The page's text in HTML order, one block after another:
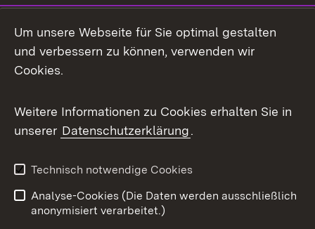
Facebook
X / Twitter
Youtube
Impressum
Kontakt
Um unsere Webseite für Sie optimal gestalten
und verbessern zu können, verwenden wir
Cookies.
Weitere Informationen zu Cookies erhalten Sie in
unserer Datenschutzerklärung.
Technisch notwendige Cookies
Analyse-Cookies (Die Daten werden ausschließlich
anonymisiert verarbeitet.)